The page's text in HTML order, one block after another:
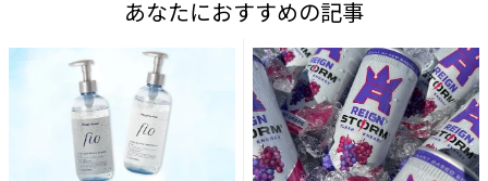
あなたにおすすめの記事